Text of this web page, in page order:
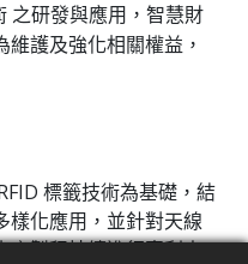
之研發與應用，智慧財
護及強化相關權益，
標籤技術為基礎，結
樣化應用，並針對天線
產製程持續進行專利申